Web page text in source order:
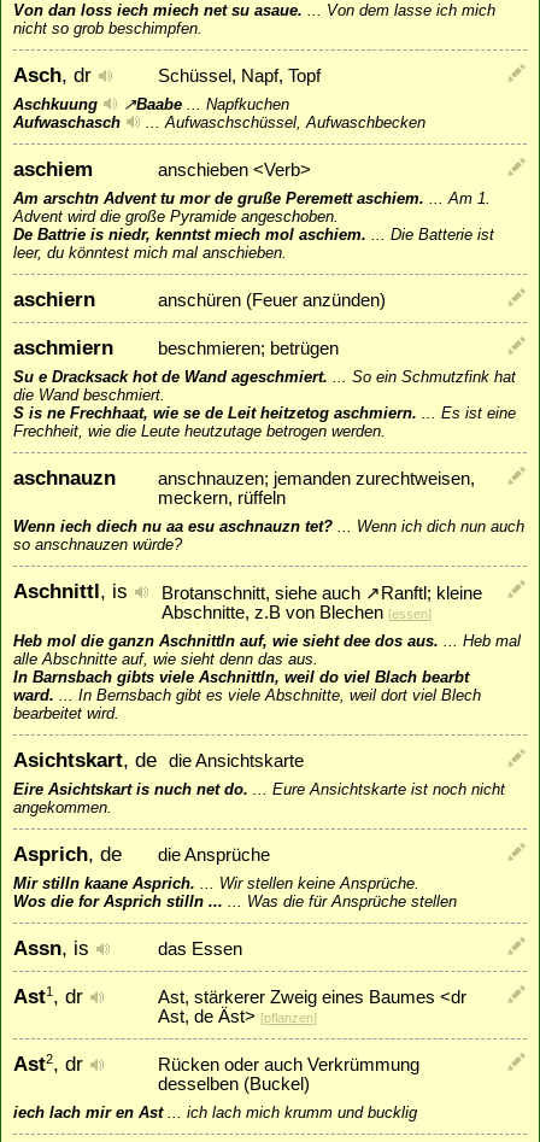
Von dan loss iech miech net su asaue.
Von dem lasse ich mich
nicht so grob beschimpfen.
Asch, dr Schüssel, Napf, Topf
Aschkuung ↗Baabe
Napfkuchen
Aufwaschasch
Aufwaschschüssel, Aufwaschbecken
aschiem anschieben <Verb>
Am arschtn Advent tu mor de gruße Peremett aschiem.
Am 1.
Advent wird die große Pyramide angeschoben.
De Battrie is niedr, kenntst miech mol aschiem.
Die Batterie ist
leer, du könntest mich mal anschieben.
aschiern anschüren (Feuer anzünden)
aschmiern beschmieren; betrügen
Su e Dracksack hot de Wand ageschmiert.
So ein Schmutzfink hat
die Wand beschmiert.
S is ne Frechhaat, wie se de Leit heitzetog aschmiern.
Es ist eine
Frechheit, wie die Leute heutzutage betrogen werden.
aschnauzn
anschnauzen; jemanden zurechtweisen,
meckern, rüffeln
Wenn iech diech nu aa esu aschnauzn tet?
Wenn ich dich nun auch
so anschnauzen würde?
Aschnittl, is Brotanschnitt, siehe auch ↗ Ranftl ; kleine
Abschnitte, z.B von Blechen [essen]
Heb mol die ganzn Aschnittln auf, wie sieht dee dos aus.
Heb mal
alle Abschnitte auf, wie sieht denn das aus.
In Barnsbach gibts viele Aschnittln, weil do viel Blach bearbt
ward.
In Bernsbach gibt es viele Abschnitte, weil dort viel Blech
bearbeitet wird.
Asichtskart, de die Ansichtskarte
Eire Asichtskart is nuch net do.
Eure Ansichtskarte ist noch nicht
angekommen.
Asprich, de die Ansprüche
Mir stilln kaane Asprich.
Wir stellen keine Ansprüche.
Wos die for Asprich stilln ...
Was die für Ansprüche stellen
Assn, is das Essen
Ast1 , dr
Ast, stärkerer Zweig eines Baumes <dr
Ast, de Äst> [pflanzen]
Ast2, dr
Rücken oder auch Verkrümmung
desselben (Buckel)
iech lach mir en Ast... ich lach mich krumm und bucklig